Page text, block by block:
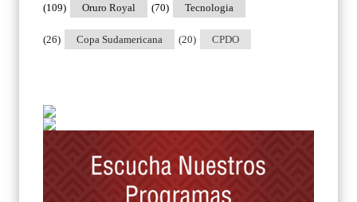
Oruro Royal
(109) Tecnologia
(70)
Copa Sudamericana
(26) CPDO
(20)